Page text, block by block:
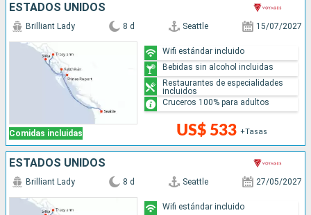
ESTADOS UNIDOS
Comidas incluidas
Brilliant Lady 8 d Seattle 15/07/2027
US$ 533 +Tasas
Wifi estándar incluido
Bebidas sin alcohol incluidas
Restaurantes de especialidades
incluidos
Cruceros 100% para adultos
ESTADOS UNIDOS
Brilliant Lady 8 d Seattle 27/05/2027
Wifi estándar incluido